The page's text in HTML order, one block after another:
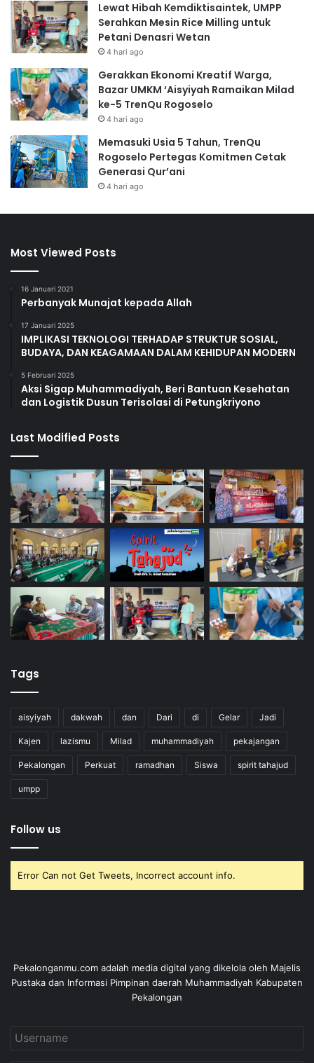
Lewat Hibah Kemdiktisaintek, UMPP
Serahkan Mesin Rice Milling untuk
Petani Denasri Wetan
4 hari ago
Gerakkan Ekonomi Kreatif Warga,
Bazar UMKM ‘Aisyiyah Ramaikan Milad
ke-5 TrenQu Rogoselo
4 hari ago
Memasuki Usia 5 Tahun, TrenQu
Rogoselo Pertegas Komitmen Cetak
Generasi Qur’ani
4 hari ago
Most Viewed Posts
16 Januari 2021
Perbanyak Munajat kepada Allah
17 Januari 2025
IMPLIKASI TEKNOLOGI TERHADAP STRUKTUR SOSIAL,
BUDAYA, DAN KEAGAMAAN DALAM KEHIDUPAN MODERN
5 Februari 2025
Aksi Sigap Muhammadiyah, Beri Bantuan Kesehatan
dan Logistik Dusun Terisolasi di Petungkriyono
Last Modified Posts
Tags
aisyiyah dakwah dan Dari di Gelar Jadi
Kajen lazismu Milad muhammadiyah pekajangan
Pekalongan Perkuat ramadhan Siswa spirit tahajud
umpp
Follow us
Error Can not Get Tweets, Incorrect account info.
Pekalonganmu.com adalah media digital yang dikelola oleh Majelis
Pustaka dan Informasi Pimpinan daerah Muhammadiyah Kabupaten
Pekalongan